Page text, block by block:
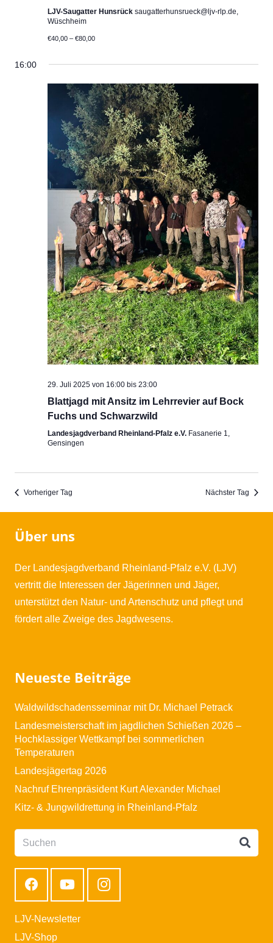
LJV-Saugatter Hunsrück saugatterhunsrueck@ljv-rlp.de,
Wüschheim
€40,00 – €80,00
16:00
29. Juli 2025 von 16:00 bis 23:00
Blattjagd mit Ansitz im Lehrrevier auf Bock
Fuchs und Schwarzwild
Landesjagdverband Rheinland-Pfalz e.V. Fasanerie 1,
Gensingen
Vorheriger Tag Nächster Tag
Über uns
Der Landesjagdverband Rheinland-Pfalz e.V. (LJV)
vertritt die Interessen der Jägerinnen und Jäger,
unterstützt den Natur- und Artenschutz und pflegt und
fördert alle Zweige des Jagdwesens.
Neueste Beiträge
Waldwildschadensseminar mit Dr. Michael Petrack
Landesmeisterschaft im jagdlichen Schießen 2026 –
Hochklassiger Wettkampf bei sommerlichen
Temperaturen
Landesjägertag 2026
Nachruf Ehrenpräsident Kurt Alexander Michael
Kitz- & Jungwildrettung in Rheinland-Pfalz
LJV-Newsletter
LJV-Shop